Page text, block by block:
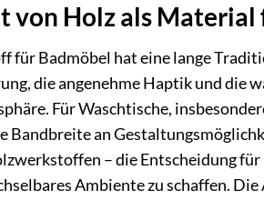
von Holz als Material
für Badmöbel hat eine lange
die angenehme Haptik und die
Für Waschtische,
Bandbreite an
– die Entscheidung
Ambiente zu schaffen.